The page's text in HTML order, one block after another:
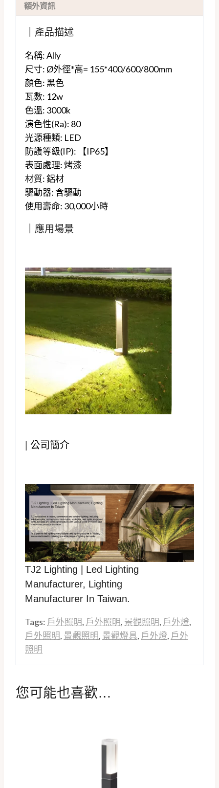
額外資訊
｜產品描述
名稱: Ally
尺寸: Ø外徑*高= 155*400/600/800mm
顏色: 黑色
瓦數: 12w
色溫: 3000k
演色性(Ra): 80
光源種類: LED
防護等級(IP): 【IP65】
表面處理: 烤漆
材質: 鋁材
驅動器: 含驅動
使用壽命: 30,000小時
｜應用場景
公司簡介
TJ2 Lighting | Led Lighting
Manufacturer, Lighting
Manufacturer In Taiwan.
Tags: 戶外照明, 戶外照明, 景觀照明, 戶外燈,
戶外照明, 景觀照明, 景觀燈具, 戶外燈, 戶外
照明
您可能也喜歡…